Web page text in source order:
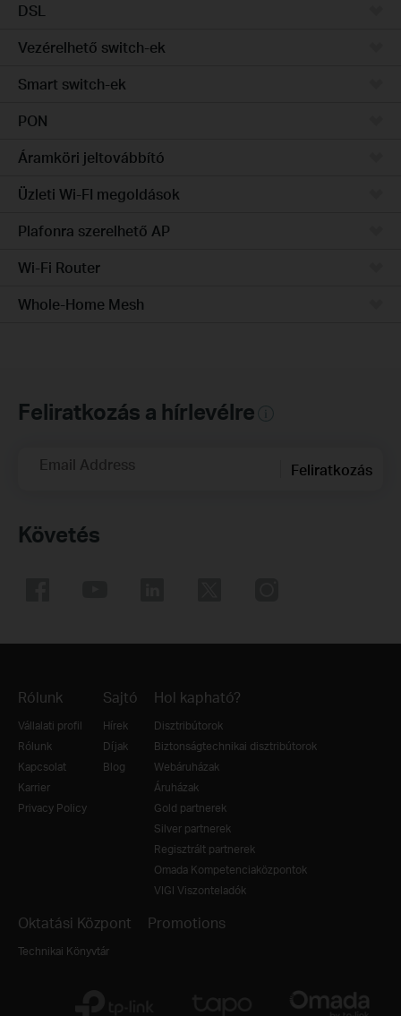
DSL
Vezérelhető switch-ek
Smart switch-ek
PON
Áramköri jeltovábbító
Üzleti Wi-FI megoldások
Plafonra szerelhető AP
Wi-Fi Router
Whole-Home Mesh
Feliratkozás a hírlevélre
Email Address Feliratkozás
Követés
Rólunk
Vállalati profil
Rólunk
Kapcsolat
Karrier
Privacy Policy
Sajtó
Hírek
Díjak
Blog
Hol kapható?
Disztribútorok
Biztonságtechnikai disztribútorok
Webáruházak
Áruházak
Gold partnerek
Silver partnerek
Regisztrált partnerek
Omada Kompetenciaközpontok
VIGI Viszonteladók
Oktatási Központ
Technikai Könyvtár
Promotions